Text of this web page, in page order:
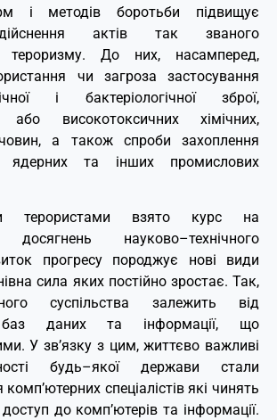
і методів боротьби підвищує
актів так званого
тероризму. До них, насамперед,
чи загроза застосування
і бактеріологічної зброї,
або високотоксичних хімічних,
а також спроби захоплення
ядерних та інших промислових
терористами взято курс на
досягнень науково–технічного
прогресу породжує нові види
сила яких постійно зростає. Так,
суспільства залежить від
баз даних та інформації, що
У зв’язку з цим, життєво важливі
будь–якої держави стали
спеціалістів які чинять
до комп’ютерів та інформації.